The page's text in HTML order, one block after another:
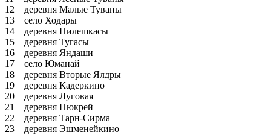
12 деревня Малые Туваны
13 село Ходары
14 деревня Пилешкасы
15 деревня Тугасы
16 деревня Яндаши
17 село Юманай
18 деревня Вторые Ялдры
19 деревня Кадеркино
20 деревня Луговая
21 деревня Пюкрей
22 деревня Тарн-Сирма
23 деревня Эшменейкино